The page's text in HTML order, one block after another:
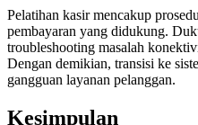
Pelatihan kasir mencakup
pembayaran yang didukung.
troubleshooting masalah
Dengan demikian, transisi ke
gangguan layanan pelanggan.
Kesimpulan